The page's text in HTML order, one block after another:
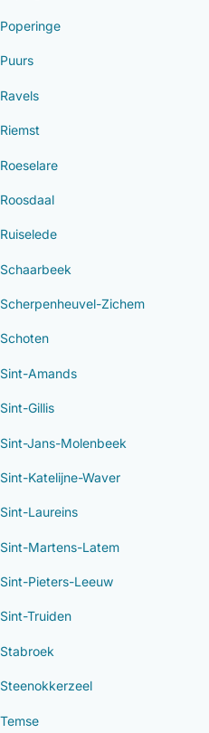
Poperinge
Puurs
Ravels
Riemst
Roeselare
Roosdaal
Ruiselede
Schaarbeek
Scherpenheuvel-Zichem
Schoten
Sint-Amands
Sint-Gillis
Sint-Jans-Molenbeek
Sint-Katelijne-Waver
Sint-Laureins
Sint-Martens-Latem
Sint-Pieters-Leeuw
Sint-Truiden
Stabroek
Steenokkerzeel
Temse